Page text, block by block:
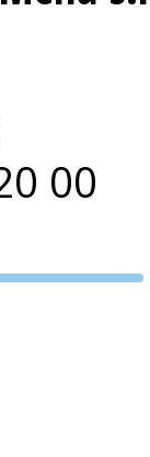
00
PVA EXPO